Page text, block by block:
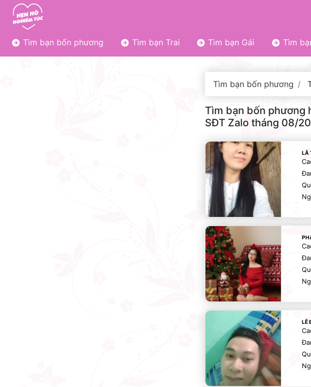
Tìm bạn bốn phương Tìm bạn Trai Tìm bạn Gái Tìm
Tìm bạn bốn phương
Tìm bạn bốn phương
SĐT Zalo tháng 08/
LÃ
LÊ